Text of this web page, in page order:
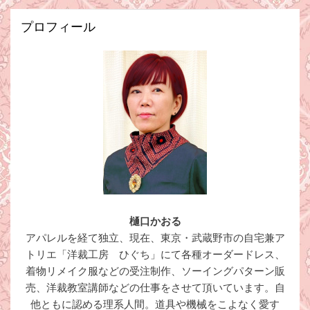
プロフィール
樋口かおる
アパレルを経て独立、現在、東京・武蔵野市の自宅兼ア
トリエ「洋裁工房 ひぐち」にて各種オーダードレス、
着物リメイク服などの受注制作、ソーイングパターン販
売、洋裁教室講師などの仕事をさせて頂いています。自
他ともに認める理系人間。道具や機械をこよなく愛す